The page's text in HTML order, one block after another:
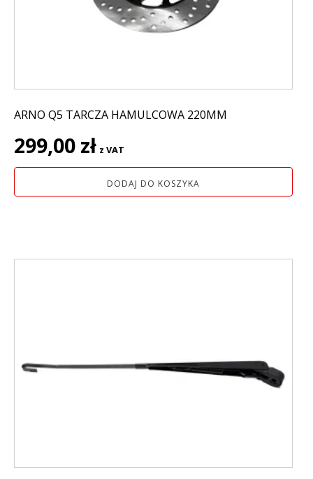
ARNO Q5 TARCZA HAMULCOWA 220MM
299,00 zł z VAT
DODAJ DO KOSZYKA